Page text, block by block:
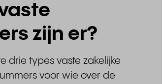
zijn er?
drie types vaste zakelijke
voor wie over de